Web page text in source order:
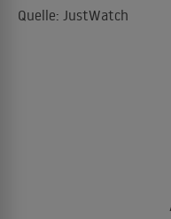
Quelle: JustWatch